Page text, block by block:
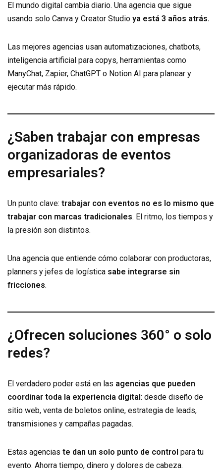
El mundo digital cambia diario. Una agencia que sigue
usando solo Canva y Creator Studio ya está 3 años atrás.
Las mejores agencias usan automatizaciones, chatbots,
inteligencia artificial para copys, herramientas como
ManyChat, Zapier, ChatGPT o Notion AI para planear y
ejecutar más rápido.
¿Saben trabajar con empresas
organizadoras de eventos
empresariales?
Un punto clave: trabajar con eventos no es lo mismo que
trabajar con marcas tradicionales. El ritmo, los tiempos y
la presión son distintos.
Una agencia que entiende cómo colaborar con productoras,
planners y jefes de logística sabe integrarse sin
fricciones.
¿Ofrecen soluciones 360° o solo
redes?
El verdadero poder está en las agencias que pueden
coordinar toda la experiencia digital: desde diseño de
sitio web, venta de boletos online, estrategia de leads,
transmisiones y campañas pagadas.
Estas agencias te dan un solo punto de control para tu
evento. Ahorra tiempo, dinero y dolores de cabeza.